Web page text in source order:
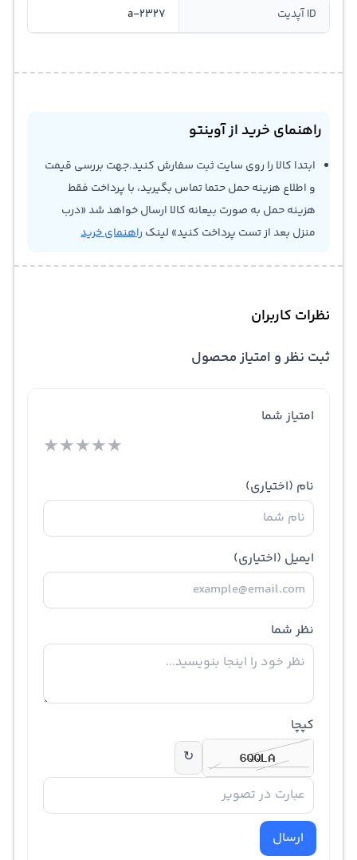
ID آپدیت a-2327
راهنمای خرید از آوینتو
ابتدا کالا را روی سایت ثبت سفارش کنید.جهت بررسی قیمت
و اطلاع هزینه حمل حتما تماس بگیرید، با پرداخت فقط
هزینه حمل به صورت بیعانه کالا ارسال خواهد شد «درب
منزل بعد از تست پرداخت کنید» لینک راهنمای خرید
نظرات کاربران
ثبت نظر و امتیاز محصول
امتیاز شما
★★★★★
نام (اختیاری)
ایمیل (اختیاری)
نظر شما
کپچا
↻
ارسال